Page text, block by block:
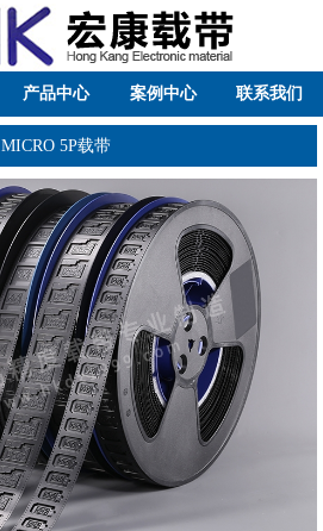
产品中心 案例中心 联系我们
MICRO 5P载带